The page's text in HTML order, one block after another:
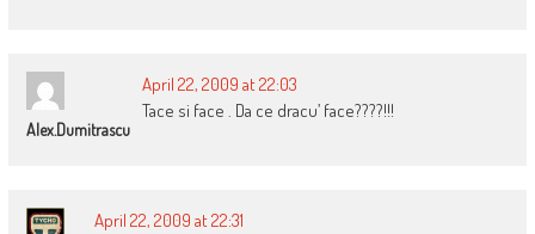
Alex.dumitrascu
April 22, 2009 at 22:03
Tace si face . Da ce dracu’ face????!!!
April 22, 2009 at 22:31